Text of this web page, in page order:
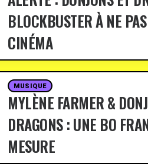
BLOCKBUSTER À NE
CINÉMA
MUSIQUE
MYLÈNE FARMER &
DRAGONS : UNE BO
MESURE